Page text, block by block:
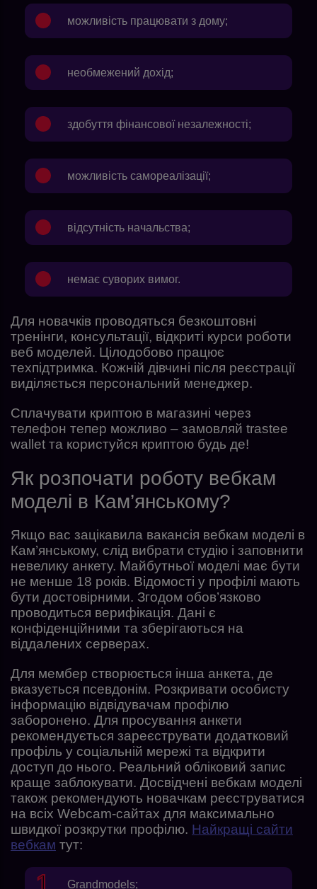
можливість працювати з дому;
необмежений дохід;
здобуття фінансової незалежності;
можливість самореалізації;
відсутність начальства;
немає суворих вимог.
Для новачків проводяться безкоштовні
тренінги, консультації, відкриті курси роботи
веб моделей. Цілодобово працює
техпідтримка. Кожній дівчині після реєстрації
виділяється персональний менеджер.
Сплачувати криптою в магазині через
телефон тепер можливо – замовляй trastee
wallet та користуйся криптою будь де!
Як розпочати роботу вебкам
моделі в Кам’янському?
Якщо вас зацікавила вакансія вебкам моделі в
Кам’янському, слід вибрати студію і заповнити
невелику анкету. Майбутньої моделі має бути
не менше 18 років. Відомості у профілі мають
бути достовірними. Згодом обов’язково
проводиться верифікація. Дані є
конфіденційними та зберігаються на
віддалених серверах.
Для мембер створюється інша анкета, де
вказується псевдонім. Розкривати особисту
інформацію відвідувачам профілю
заборонено. Для просування анкети
рекомендується зареєструвати додатковий
профіль у соціальній мережі та відкрити
доступ до нього. Реальний обліковий запис
краще заблокувати. Досвідчені вебкам моделі
також рекомендують новачкам реєструватися
на всіх Webcam-сайтах для максимально
швидкої розкрутки профілю. Найкращі сайти
вебкам тут:
Grandmodels;